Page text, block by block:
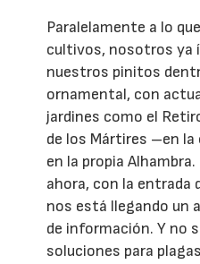
Paralelamente a lo
cultivos, nosotros ya
nuestros pinitos
ornamental, con
jardines como el
de los Mártires –en la
en la propia
ahora, con la entrada
nos está llegando un
de información. Y no
soluciones para